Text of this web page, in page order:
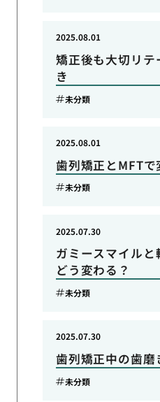
矯正後も大切リテ
き
2025.08.01
未分類
歯列矯正とMFT
2025.08.01
未分類
ガミースマイル
どう変わる？
2025.07.30
未分類
歯列矯正中の歯磨
2025.07.30
未分類